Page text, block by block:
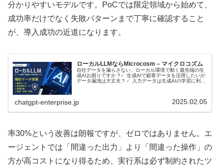
分かりやすいモデルです。PoCでは限定領域から始めて、
成功率だけでなく失敗パターンまで丁寧に確認すること
が、導入成功の近道になります。
ローカルLLMならMicrocosm – マイクロコズム
自社データを漏らさない、ローカル環境で動く最先端の生
成AIお困りですか ?✓ 生成AIで顧客データを活用したいが
データ漏洩は大丈夫？✓ 入力データは生成AIの学習に利用
chatgpt-enterprise.jp 2025.02.05
率30%という改善は朗報ですが、ゼロではありません。エ
ージェントでは「間違った出力」より「間違った操作」の
方が高コストになり得るため、実行系は必ず制約されたツ